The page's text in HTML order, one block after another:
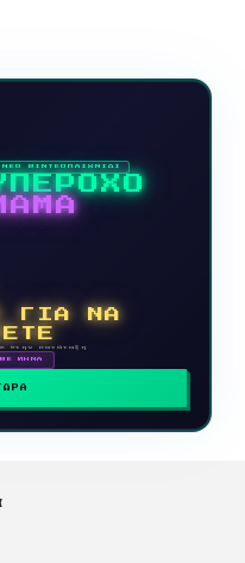
ΝΕΟ ΒΙΝΤΕΟΠΑΙΧΝΙΔΙ
ΓΙΑ ΝΑ
στην κατάταξη
ΜΗΝΑ